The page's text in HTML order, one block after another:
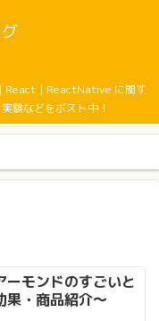
React｜ReactNative に関す
験などをポスト中！
ーモンドのすごいと
果・商品紹介〜